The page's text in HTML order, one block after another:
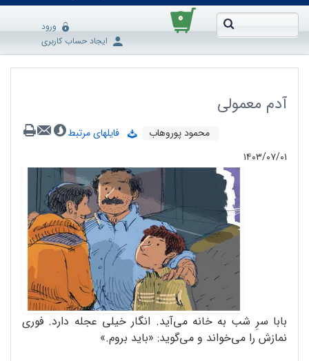
۰
ورود
ایجاد حساب کاربری
آدم معمولی
محمود پوروهاب
فایلهای مرتبط
۱۴۰۳/۰۷/۰۱
بابا سرِ شب به خانه می‌آید. انگار خیلی عجله دارد. فوری
نمازش را می‌خواند و می‌گوید: «باید بروم.»